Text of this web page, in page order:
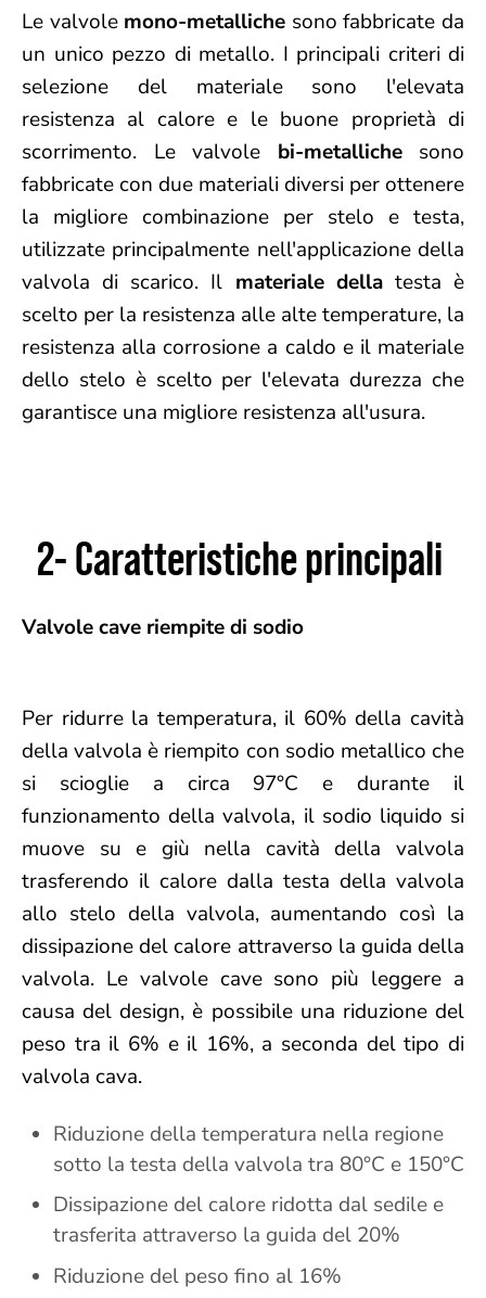
Le valvole mono-metalliche sono fabbricate da
un unico pezzo di metallo. I principali criteri di
selezione del materiale sono l'elevata
resistenza al calore e le buone proprietà di
scorrimento. Le valvole bi-metallichesono
fabbricate con due materiali diversi per ottenere
la migliore combinazione per stelo e testa,
utilizzate principalmente nell'applicazione della
valvola di scarico. Il materiale dellatesta è
scelto per la resistenza alle alte temperature, la
resistenza alla corrosione a caldo e il materiale
dello stelo è scelto per l'elevata durezza che
garantisce una migliore resistenza all'usura.
2- Caratteristiche principali
Valvole cave riempite di sodio
Per ridurre la temperatura, il 60% della cavità
della valvola è riempito con sodio metallico che
si scioglie a circa 97°C e durante il
funzionamento della valvola, il sodio liquido si
muove su e giù nella cavità della valvola
trasferendo il calore dalla testa della valvola
allo stelo della valvola, aumentando così la
dissipazione del calore attraverso la guida della
valvola. Le valvole cave sono più leggere a
causa del design, è possibile una riduzione del
peso tra il 6% e il 16%, a seconda del tipo di
valvola cava.
Riduzione della temperatura nella regione
sotto la testa della valvola tra 80°C e 150°C
Dissipazione del calore ridotta dal sedile e
trasferita attraverso la guida del 20%
Riduzione del peso fino al 16%